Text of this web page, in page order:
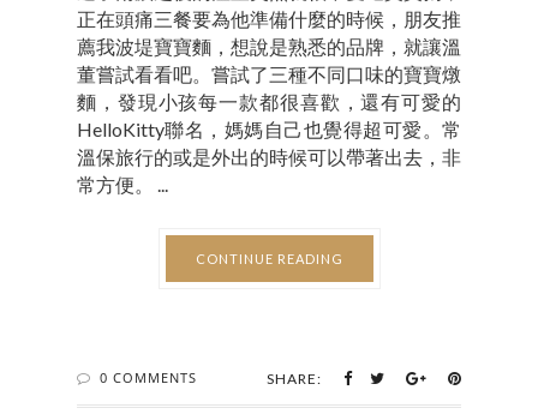
正在頭痛三餐要為他準備什麼的時候，朋友推
薦我波堤寶寶麵，想說是熟悉的品牌，就讓溫
董嘗試看看吧。嘗試了三種不同口味的寶寶燉
麵，發現小孩每一款都很喜歡，還有可愛的
HelloKitty聯名，媽媽自己也覺得超可愛。常
溫保旅行的或是外出的時候可以帶著出去，非
常方便。 ...
CONTINUE READING
0 COMMENTS SHARE: